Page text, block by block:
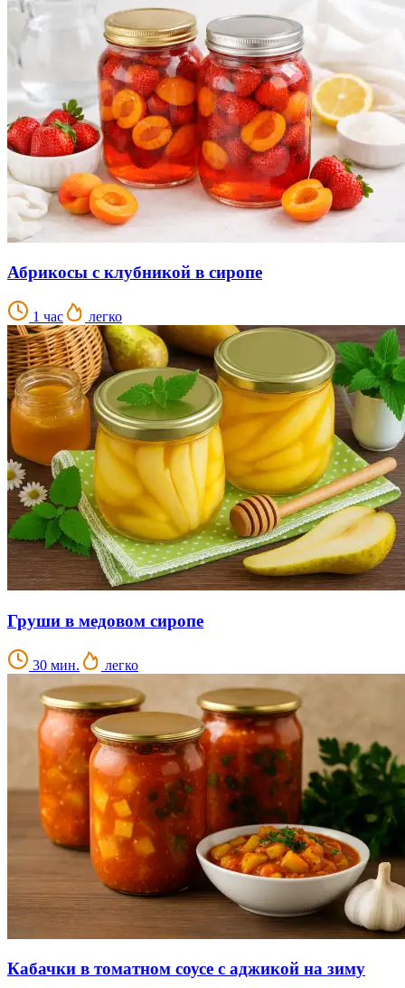
Абрикосы с клубникой в сиропе
1 час легко
Груши в медовом сиропе
30 мин. легко
Кабачки в томатном соусе с аджикой на зиму